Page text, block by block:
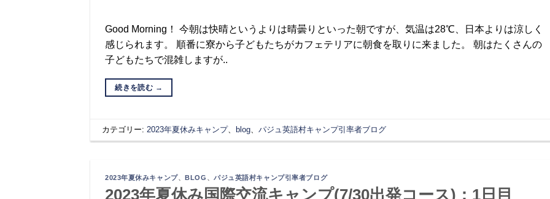
Good Morning！ 今朝は快晴というよりは晴曇りといった朝ですが、気温は28℃、日本よりは涼しく
感じられます。 順番に寮から子どもたちがカフェテリアに朝食を取りに来ました。 朝はたくさんの
子どもたちで混雑しますが..
続きを読む →
カテゴリー: 2023年夏休みキャンプ、blog 、パジュ英語村キャンプ引率者ブログ
2023年夏休みキャンプ、 BLOG 、パジュ英語村キャンプ引率者ブログ
2023年夏休み国際交流キャンプ(7/30出発コース)：1日目